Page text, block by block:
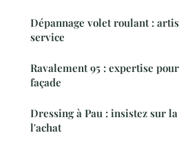
Dépannage volet roulant :
service
Ravalement 95 : expertise
façade
Dressing à Pau : insistez sur
l'achat